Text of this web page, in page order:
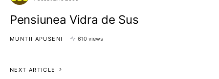
Pensiunea Vidra de Sus
MUNTII APUSENI 610 views
NEXT ARTICLE